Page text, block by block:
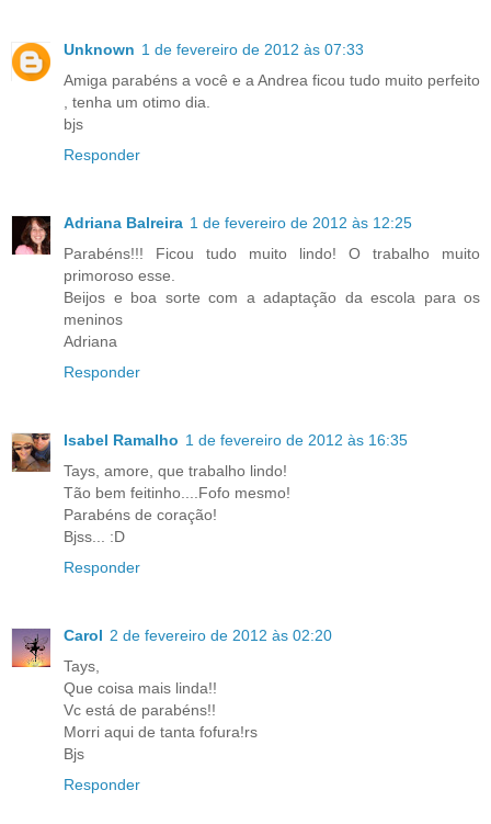
Unknown 1 de fevereiro de 2012 às 07:33
Amiga parabéns a você e a Andrea ficou tudo muito perfeito
, tenha um otimo dia.
bjs
Responder
Adriana Balreira 1 de fevereiro de 2012 às 12:25
Parabéns!!! Ficou tudo muito lindo! O trabalho muito
primoroso esse.
Beijos e boa sorte com a adaptação da escola para os
meninos
Adriana
Responder
Isabel Ramalho 1 de fevereiro de 2012 às 16:35
Tays, amore, que trabalho lindo!
Tão bem feitinho....Fofo mesmo!
Parabéns de coração!
Bjss... :D
Responder
Carol 2 de fevereiro de 2012 às 02:20
Tays,
Que coisa mais linda!!
Vc está de parabéns!!
Morri aqui de tanta fofura!rs
Bjs
Responder